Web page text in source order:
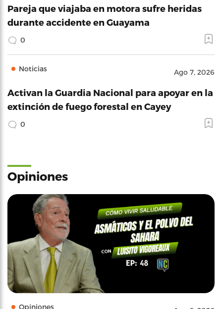
Pareja que viajaba en motora sufre heridas
durante accidente en Guayama
0
Noticias Ago 7, 2026
Activan la Guardia Nacional para apoyar en la
extinción de fuego forestal en Cayey
0
Opiniones
Opiniones